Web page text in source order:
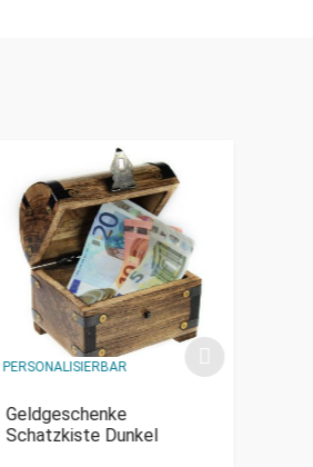
PERSONALISIERBAR
Geldgeschenke
Schatzkiste Dunkel